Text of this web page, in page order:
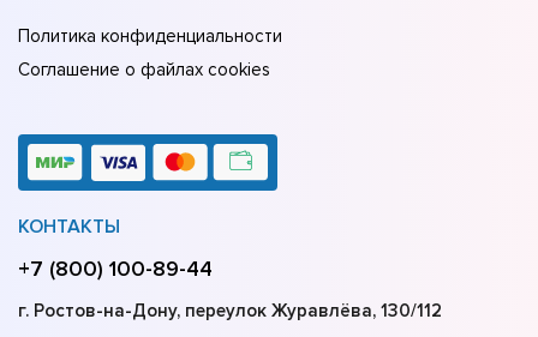
Политика конфиденциальности
Соглашение о файлах cookies
КОНТАКТЫ
+7 (800) 100-89-44
г. Ростов-на-Дону, переулок Журавлёва, 130/112